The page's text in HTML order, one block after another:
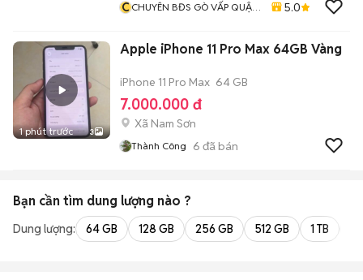
CCHUYÊN BĐS GÒ VẤP QUẬN
5.0
1 phút trước 3
Apple iPhone 11 Pro Max 64GB Vàng
iPhone 11 Pro Max 64 GB
7.000.000 đ
Xã Nam Sơn
Thành Công 6 đã bán
Bạn cần tìm dung lượng nào ?
Dung lượng: 64 GB 128 GB 256 GB 512 GB 1 TB